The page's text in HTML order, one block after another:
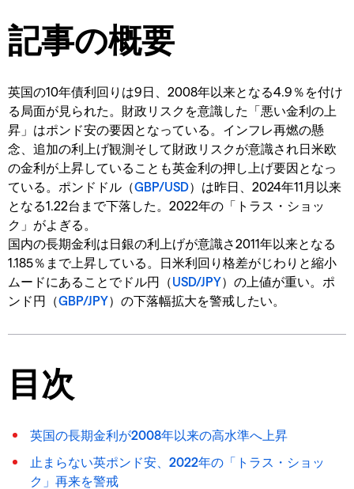
記事の概要
英国の10年債利回りは9日、2008年以来となる4.9％を付け
る局面が見られた。財政リスクを意識した「悪い金利の上
昇」はポンド安の要因となっている。インフレ再燃の懸
念、追加の利上げ観測そして財政リスクが意識され日米欧
の金利が上昇していることも英金利の押し上げ要因となっ
ている。ポンドドル（GBP/USD）は昨日、2024年11月以来
となる1.22台まで下落した。2022年の「トラス・ショッ
ク」がよぎる。
国内の長期金利は日銀の利上げが意識さ2011年以来となる
1.185％まで上昇している。日米利回り格差がじわりと縮小
ムードにあることでドル円（USD/JPY）の上値が重い。ポ
ンド円（GBP/JPY）の下落幅拡大を警戒したい。
目次
英国の長期金利が2008年以来の高水準へ上昇
止まらない英ポンド安、2022年の「トラス・ショッ
ク」再来を警戒